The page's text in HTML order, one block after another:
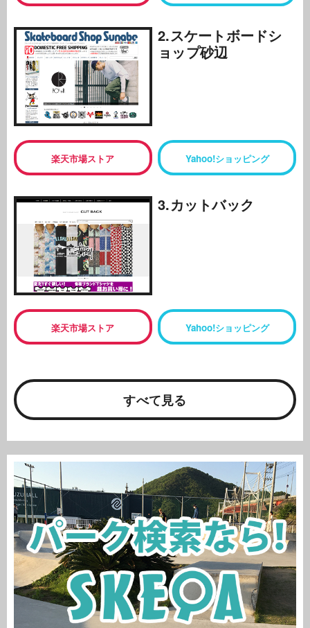
2.スケートボードシ
ョップ砂辺
楽天市場ストア Yahoo!ショッピング
3.カットバック
楽天市場ストア Yahoo!ショッピング
すべて見る